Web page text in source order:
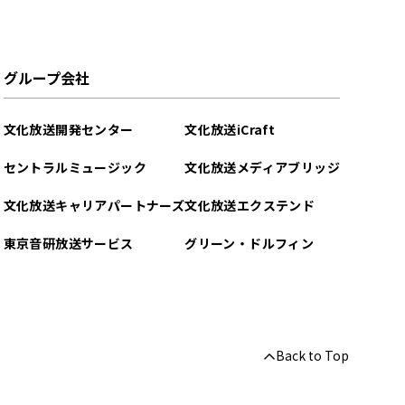
グループ会社
文化放送開発センター
セントラルミュージック
文化放送キャリアパートナーズ
東京音研放送サービス
文化放送iCraft
文化放送メディアブリッジ
文化放送エクステンド
グリーン・ドルフィン
Back to Top